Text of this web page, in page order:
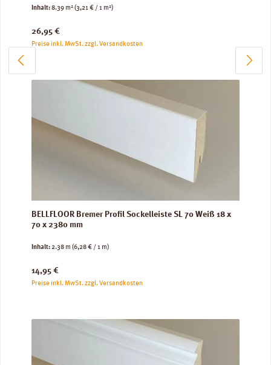
Inhalt:8.39 m²(3,21 € / 1 m²)
Regulärer Preis:
26,95 €
Preise inkl. MwSt. zzgl. Versandkosten
BELLFLOOR Bremer Profil Sockelleiste SL 70 Weiß 18 x
70 x 2380 mm
Inhalt:2.38 m (6,28 € / 1 m)
Regulärer Preis:
14,95 €
Preise inkl. MwSt. zzgl. Versandkosten